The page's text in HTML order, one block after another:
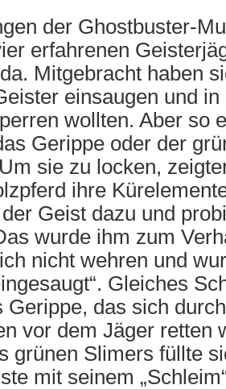
der Ghostbuster-
erfahrenen
da. Mitgebracht haben
einsaugen und
wollten. Aber so
Gerippe oder der
sie zu locken,
ihre
Geist dazu und
wurde ihm zum
nicht wehren und
Gleiches
Gerippe, das sich
vor dem Jäger retten
grünen Slimers füllte
mit seinem